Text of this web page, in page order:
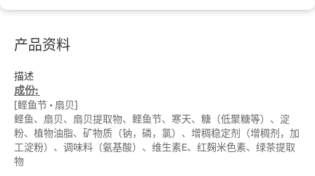
产品资料
描述
成份:
[鲣鱼节 • 扇贝]
鲣鱼、扇贝、扇贝提取物、鲣鱼节、寒天、糖（低聚糖等）、淀
粉、植物油脂、矿物质（钠，磷，氯）、增稠稳定剂（增稠剂，加
工淀粉）、调味料（氨基酸）、维生素E、红麹米色素、绿茶提取
物